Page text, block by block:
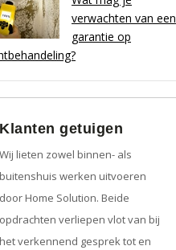
verwachten van een
garantie op
Klanten getuigen
Wij lieten zowel binnen- als
buitenshuis werken uitvoeren
door Home Solution. Beide
opdrachten verliepen vlot van bij
het verkennend gesprek tot en